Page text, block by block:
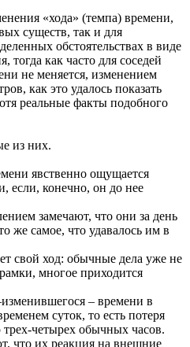
«хода» (темпа) времени,
существ, так и для
обстоятельствах в виде
тогда как часто для соседей
не меняется, изменением
как это удалось показать
реальные факты подобного
из них.
явственно ощущается
если, конечно, он до нее
замечают, что они за день
же самое, что удавалось им в
свой ход: обычные дела уже не
многое приходится
– времени в
суток, то есть потеря
четырех обычных часов.
что их реакция на внешние